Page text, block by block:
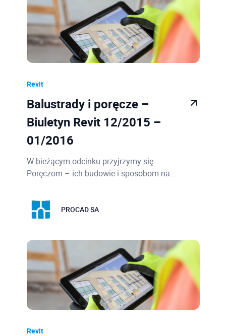
Revit
Balustrady i poręcze –
Biuletyn Revit 12/2015 –
01/2016
W bieżącym odcinku przyjrzymy się
Poręczom – ich budowie i sposobom na…
PROCAD SA
Revit